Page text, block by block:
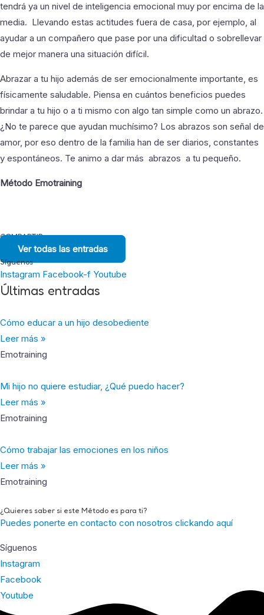
tendrá ya un nivel de inteligencia emocional muy por encima de la
media. Llevando estas actitudes fuera de casa, por ejemplo, al
ayudar a un compañero que pase por una dificultad o sobrellevar
de mejor manera una situación difícil.
Abrazar a tu hijo además de ser emocionalmente importante, es
físicamente saludable. Piensa en cuántos beneficios puedes
brindar a tu hijo o a ti mismo con algo tan simple como un abrazo.
¿No te parece que ayudan muchísimo? Los abrazos son señal de
amor, por eso dentro de la familia han de ser diarios, constantes
y espontáneos. Te animo a dar más abrazos a tu pequeño.
Método Emotraining
COMPARTIR
Ver todas las entradas
Síguenos
Instagram Facebook-f Youtube
Últimas entradas
Cómo educar a un hijo desobediente
Leer más »
Emotraining
Mi hijo no quiere estudiar, ¿Qué puedo hacer?
Leer más »
Emotraining
Cómo trabajar las emociones en los niños
Leer más »
Emotraining
¿Quieres saber si este Método es para ti?
Puedes ponerte en contacto con nosotros clickando aquí
Síguenos
Instagram
Facebook
Youtube